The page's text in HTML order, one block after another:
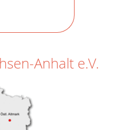
Anhalt e.V.